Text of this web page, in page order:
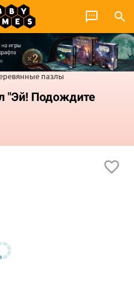
пазлы
"Эй! Подождите